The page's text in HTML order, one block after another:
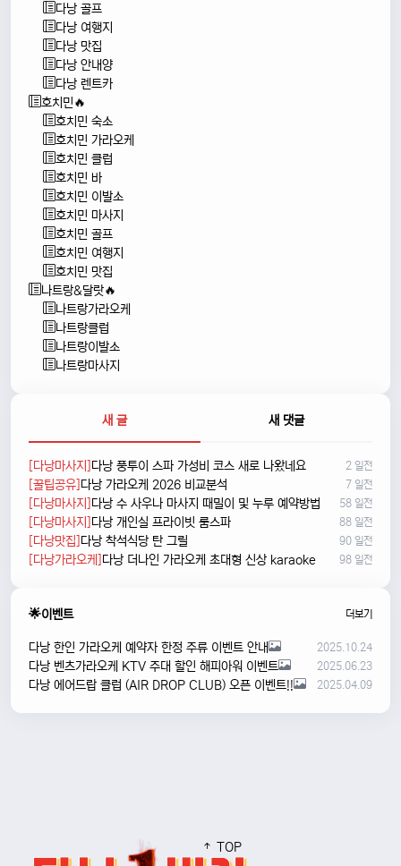
다낭 골프
다낭 여행지
다낭 맛집
다낭 안내양
다낭 렌트카
호치민🔥
호치민 숙소
호치민 가라오케
호치민 클럽
호치민 바
호치민 이발소
호치민 마사지
호치민 골프
호치민 여행지
호치민 맛집
나트랑&달랏🔥
나트랑가라오케
나트랑클럽
나트랑이발소
나트랑마사지
새 글 새 댓글
[다낭마사지]다낭 풍투이 스파 가성비 코스 새로 나왔네요 2 일전
[꿀팁공유]다낭 가라오케 2026 비교분석 7 일전
[다낭마사지]다낭 수 사우나 마사지 때밀이 및 누루 예약방법 58 일전
[다낭마사지]다낭 개인실 프라이빗 룸스파 88 일전
[다낭맛집]다낭 착석식당 탄 그릴 90 일전
[다낭가라오케]다낭 더나인 가라오케 초대형 신상 karaoke 98 일전
🌟이벤트 더보기
다낭 한인 가라오케 예약자 한정 주류 이벤트 안내 2025.10.24
다낭 벤츠가라오케 KTV 주대 할인 해피아워 이벤트 2025.06.23
다낭 에어드랍 클럽 (AIR DROP CLUB) 오픈 이벤트!! 2025.04.09
TOP